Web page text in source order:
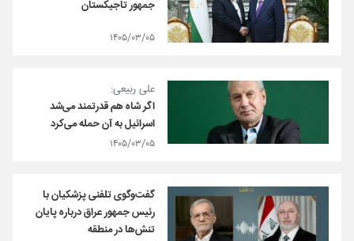
جمهور تاجیکستان
۱۴۰۵/۰۳/۰۵
علی ربیعی:
اگر شاه هم قدرتمند می‌شد
اسرائیل به آن حمله می‌کرد
۱۴۰۵/۰۳/۰۵
گفت‌وگوی تلفنی پزشکیان با
رئیس جمهور عراق درباره پایان
تنش‌ها در منطقه